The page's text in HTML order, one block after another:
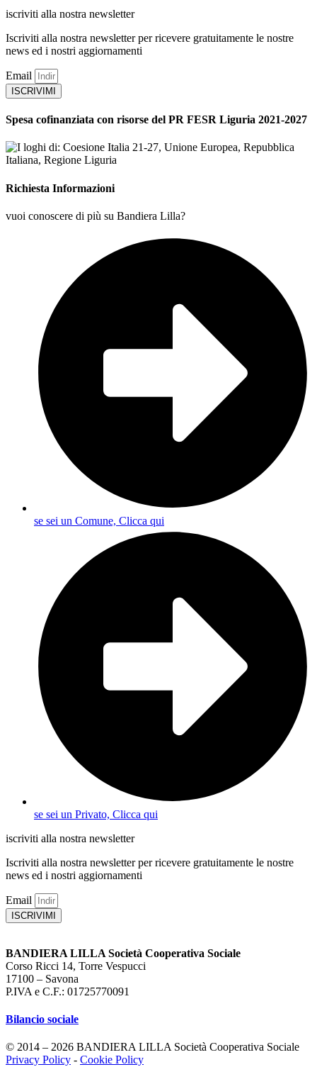
iscriviti alla nostra newsletter
Iscriviti alla nostra newsletter per ricevere gratuitamente le nostre
news ed i nostri aggiornamenti
Email
ISCRIVIMI
Spesa cofinanziata con risorse del PR FESR Liguria 2021-2027
Richiesta Informazioni
vuoi conoscere di più su Bandiera Lilla?
se sei un Comune, Clicca qui
se sei un Privato, Clicca qui
iscriviti alla nostra newsletter
Iscriviti alla nostra newsletter per ricevere gratuitamente le nostre
news ed i nostri aggiornamenti
Email
ISCRIVIMI
BANDIERA LILLA Società Cooperativa Sociale
Corso Ricci 14, Torre Vespucci
17100 – Savona
P.IVA e C.F.: 01725770091
Bilancio sociale
© 2014 – 2026 BANDIERA LILLA Società Cooperativa Sociale
Privacy Policy - Cookie Policy